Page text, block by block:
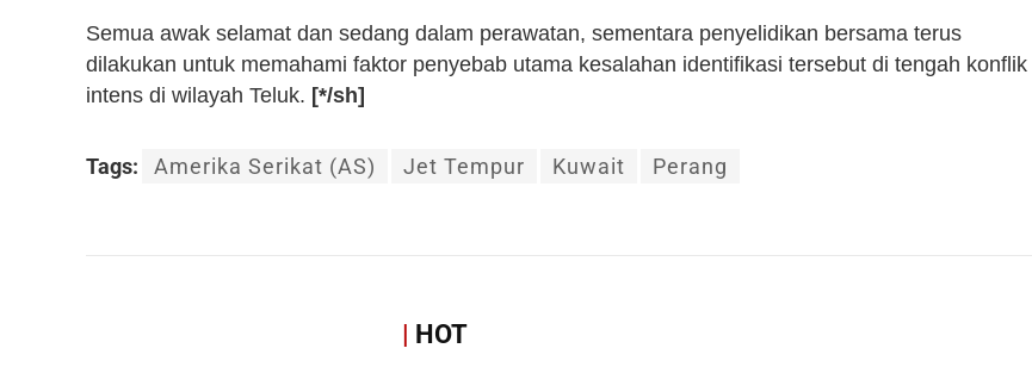
Semua awak selamat dan sedang dalam perawatan, sementara penyelidikan bersama terus
dilakukan untuk memahami faktor penyebab utama kesalahan identifikasi tersebut di tengah konflik
intens di wilayah Teluk. [*/sh]
Tags: Amerika Serikat (AS) Jet Tempur Kuwait Perang
HOT